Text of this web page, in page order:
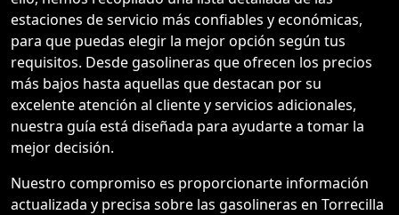
estaciones de servicio más confiables y económicas,
para que puedas elegir la mejor opción según tus
requisitos. Desde gasolineras que ofrecen los precios
más bajos hasta aquellas que destacan por su
excelente atención al cliente y servicios adicionales,
nuestra guía está diseñada para ayudarte a tomar la
mejor decisión.
Nuestro compromiso es proporcionarte información
actualizada y precisa sobre las gasolineras en Torrecilla